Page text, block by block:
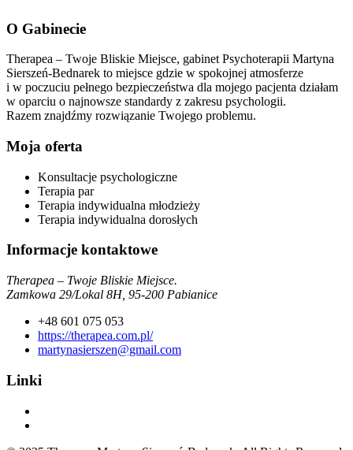
O Gabinecie
Therapea – Twoje Bliskie Miejsce, gabinet Psychoterapii Martyna
Sierszeń-Bednarek to miejsce gdzie w spokojnej atmosferze
i w poczuciu pełnego bezpieczeństwa dla mojego pacjenta działam
w oparciu o najnowsze standardy z zakresu psychologii.
Razem znajdźmy rozwiązanie Twojego problemu.
Moja oferta
Konsultacje psychologiczne
Terapia par
Terapia indywidualna młodzieży
Terapia indywidualna dorosłych
Informacje kontaktowe
Therapea – Twoje Bliskie Miejsce.
Zamkowa 29/Lokal 8H, 95-200 Pabianice
+48 601 075 053
https://therapea.com.pl/
martynasierszen@gmail.com
Linki